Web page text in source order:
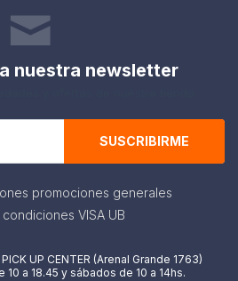
nuestra newsletter
SUSCRIBIRME
promociones generales
condiciones VISA UB
UP CENTER (Arenal Grande 1763)
10 a 18.45 y sábados de 10 a 14hs.